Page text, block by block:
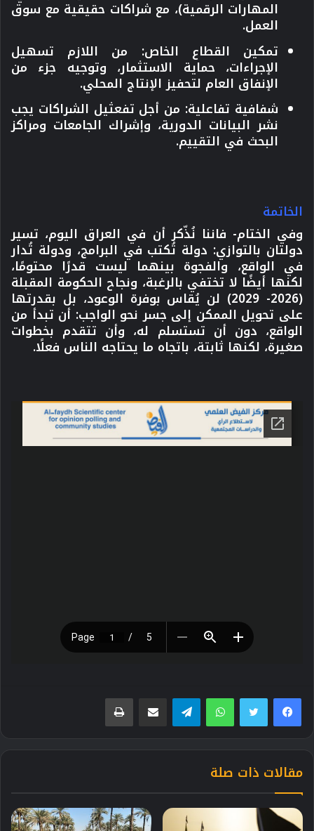
المهارات الرقمية)، مع شراكات حقيقية مع سوق
العمل.
تمكين القطاع الخاص: من اللازم تسهيل
الإجراءات، حماية الاستثمار، وتوجيه جزء من
الإنفاق العام لتحفيز الإنتاج المحلي.
شفافية تفاعلية: من أجل تفعثيل الشراكات يجب
نشر البيانات الدورية، وإشراك الجامعات ومراكز
البحث في التقييم.
الخاتمة
وفي الختام- فاننا نُذّكر أن في العراق اليوم، تسير
دولتان بالتوازي: دولة تُكتب في البرامج، ودولة تُدار
في الواقع، والفجوة بينهما ليست قدرًا محتومًا،
لكنها أيضًا لا تختفي بالرغبة، ونجاح الحكومة المقبلة
(2026- 2029) لن يُقاس بوفرة الوعود، بل بقدرتها
على تحويل الممكن إلى جسر نحو الواجب: أن تبدأ من
الواقع، دون أن تستسلم له، وأن تتقدم بخطوات
صغيرة، لكنها ثابتة، باتجاه ما يحتاجه الناس فعلًا.
فيسبوك واتساب
مقالات ذات صلة